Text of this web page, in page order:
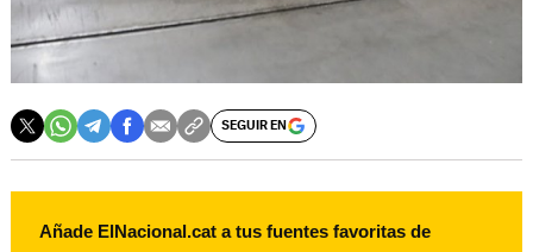
SEGUIR EN
Añade ElNacional.cat a tus fuentes favoritas de